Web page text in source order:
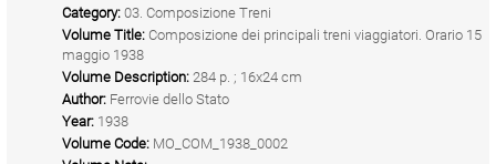
Category: 03. Composizione Treni
Volume Title: Composizione dei principali treni viaggiatori. Orario 15
maggio 1938
Volume Description: 284 p. ; 16x24 cm
Author: Ferrovie dello Stato
Year: 1938
Volume Code: MO_COM_1938_0002